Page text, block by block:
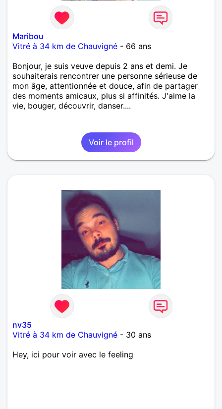
Maribou
Vitré à 34 km de Chauvigné - 66 ans
Bonjour, je suis veuve depuis 2 ans et demi. Je
souhaiterais rencontrer une personne sérieuse de
mon âge, attentionnée et douce, afin de partager
des moments amicaux, plus si affinités. J'aime la
vie, bouger, découvrir, danser....
Voir le profil
nv35
Vitré à 34 km de Chauvigné - 30 ans
Hey, ici pour voir avec le feeling